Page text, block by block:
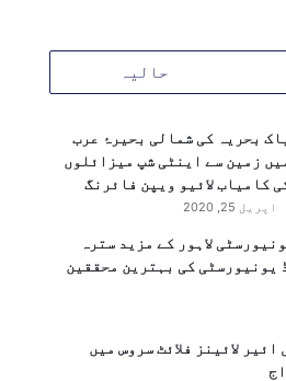
حالیہ
پاک بحریہ کی شمالی بحیرۂ عرب
زمین سے اینٹی شپ میزائلوں
کامیاب لائیو ویپن فائرنگ
اپریل 25, 2020
لاہور کے مزید سترہ
یونیورسٹی کی بہترین محققین
لائینز فلائٹ سروس میں